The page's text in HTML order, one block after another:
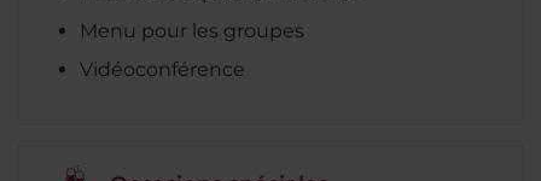
Menu pour les groupes
Vidéoconférence